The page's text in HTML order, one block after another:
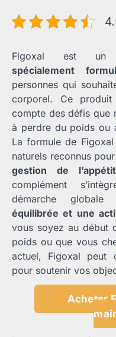
Figoxal est
spécialement
personnes qui
corporel. Ce
compte des défis que
à perdre du poids ou
La formule de
naturels reconnus
gestion de
complément
démarche
équilibrée et une
vous soyez au début
poids ou que vous
actuel, Figoxal peut
pour soutenir vos
Acheter